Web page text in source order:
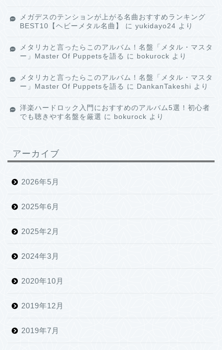
メガデスのテンションが上がる名曲おすすめランキング
BEST10【ヘビーメタル名曲】
に yukidayo24 より
メタリカと言ったらこのアルバム！名盤「メタル・マスタ
ー」Master Of Puppetsを語る に bokurock より
メタリカと言ったらこのアルバム！名盤「メタル・マスタ
ー」Master Of Puppetsを語る に DankanTakeshi より
洋楽ハードロック入門におすすめのアルバム5選！初心者
でも聴きやす名盤を厳選 に bokurock より
アーカイブ
2026年5月
2025年6月
2025年2月
2024年3月
2020年10月
2019年12月
2019年7月